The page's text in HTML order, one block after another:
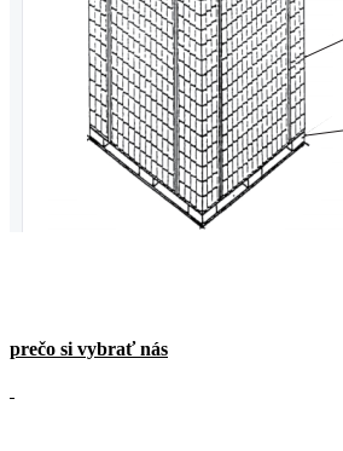
prečo si vybrať nás